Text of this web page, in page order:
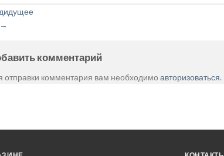
→
комментарий
отправки комментария вам необходимо авторизоваться.